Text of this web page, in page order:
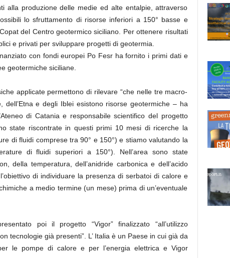
alla produzione delle medie ed alte entalpie, attraverso
lo sfruttamento di risorse inferiori a 150° basse e
del Centro geotermico siciliano. Per ottenere risultati
e privati per sviluppare progetti di geotermia.
con fondi europei Po Fesr ha fornito i primi dati e
geotermiche siciliane.
applicate permettono di rilevare “che nelle tre macro-
dell’Etna e degli Iblei esistono risorse geotermiche – ha
di Catania e responsabile scientifico del progetto
state riscontrate in questi primi 10 mesi di ricerche la
di fluidi comprese tra 90° e 150°) e stiamo valutando la
di fluidi superiori a 150°). Nell’area sono state
della temperatura, dell’anidride carbonica e dell’acido
di individuare la presenza di serbatoi di calore e
a medio termine (un mese) prima di un’eventuale
poi il progetto “Vigor” finalizzato “all’utilizzo
tecnologie già presenti”. L’ Italia è un Paese in cui già da
le pompe di calore e per l’energia elettrica e Vigor